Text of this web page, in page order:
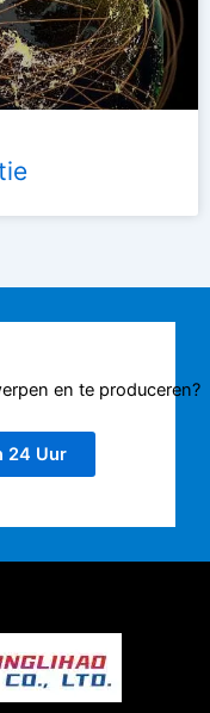
en te produceren?
24 Uur